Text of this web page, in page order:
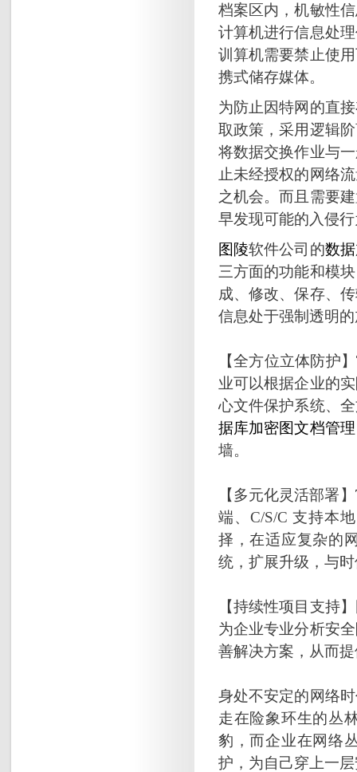
档案区内，机敏性
计算机进行信息处
训算机需要禁止使
携式储存媒体。
为防止因特网的直
取政策，采用逻辑
将数据交换作业与
止未经授权的网络
之机会。而且需要
早发现可能的入侵
图陵软件公司的数
三方面的功能和模
成、修改、保存、
信息处于强制透明
【全方位立体防护】
业可以根据企业的
心文件保护系统、
据库加密图文档管理
墙。
【多元化灵活部署】
端、C/S/C 支持本
择，在适应复杂的
统，扩展升级，与
【持续性项目支持
为企业专业分析安
善解决方案，从而
身处不安定的网络
走在险象环生的丛
豹，而企业在网络
护，为自己穿上一